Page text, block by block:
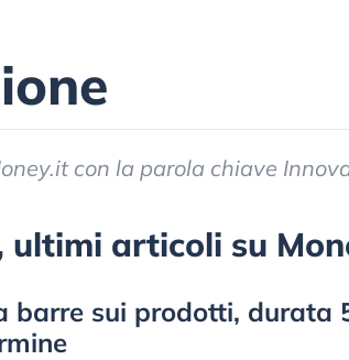
con la parola chiave
ultimi articoli su
barre sui prodotti, durata